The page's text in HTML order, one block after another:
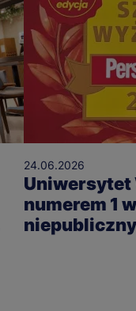
24.06.2026
Uniwersytet
numerem 1